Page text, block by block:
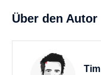
Über den Autor
Tim